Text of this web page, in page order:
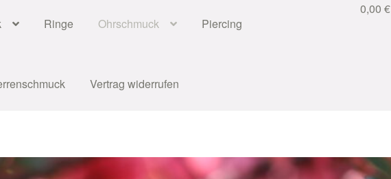
Ringe Ohrschmuck Piercing
Vertrag widerrufen
für Weihnachten 2023
0,00 €